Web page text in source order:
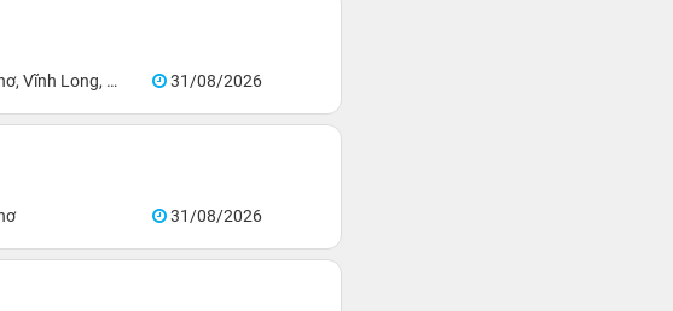
Long, An Giang 31/08/2026
31/08/2026